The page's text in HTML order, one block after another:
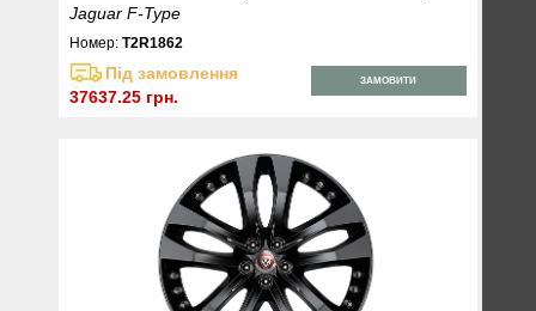
Jaguar F-Type
Номер:T2R1862
Під замовлення
37637.25 грн.
ЗАМОВИТИ